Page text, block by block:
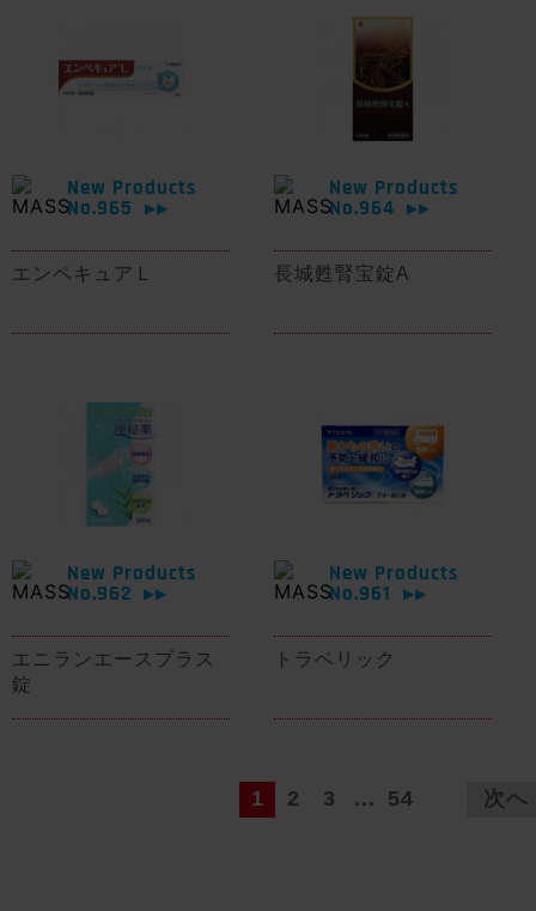
New Products
No.965
▶▶
エンペキュアＬ
New Products
No.964
▶▶
長城甦腎宝錠A
New Products
No.962
▶▶
エニランエースプラス
錠
New Products
No.961
▶▶
トラベリック
1 2 3 ... 54 次